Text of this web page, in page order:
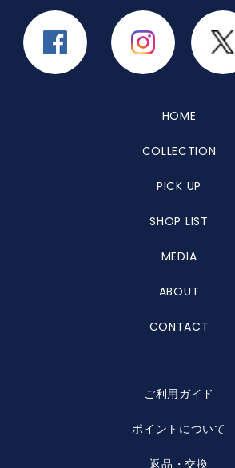
HOME
COLLECTION
PICK UP
SHOP LIST
MEDIA
ABOUT
CONTACT
ご利用ガイド
ポイントについて
返品・交換